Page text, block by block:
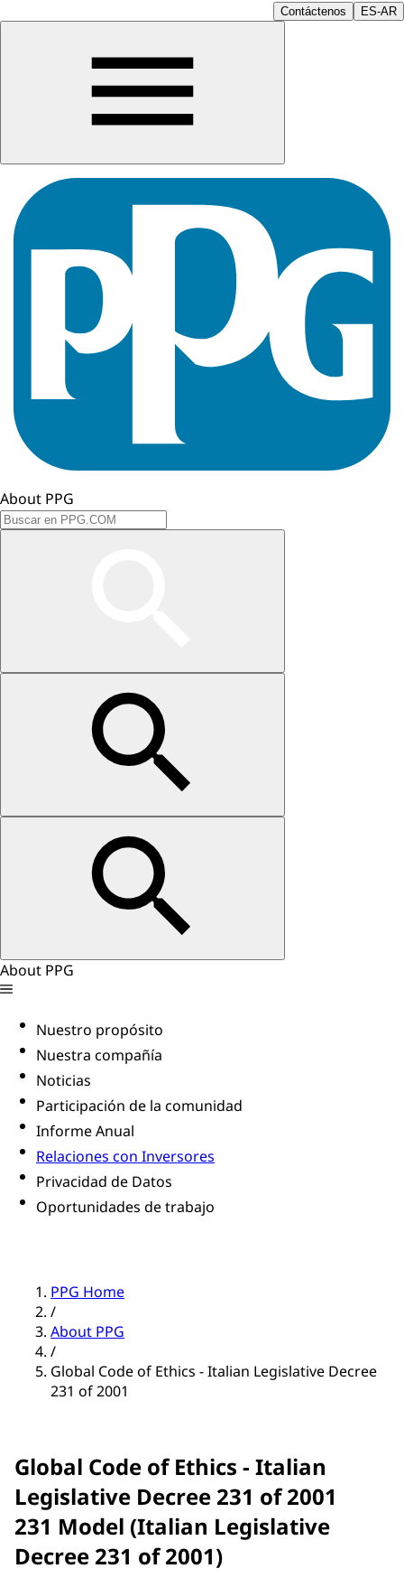
Contáctenos ES-AR
About PPG
About PPG
Nuestro propósito
Nuestra compañía
Noticias
Participación de la comunidad
Informe Anual
Relaciones con Inversores
Privacidad de Datos
Oportunidades de trabajo
PPG Home
/
About PPG
/
Global Code of Ethics - Italian Legislative Decree
231 of 2001
Global Code of Ethics - Italian
Legislative Decree 231 of 2001
231 Model (Italian Legislative
Decree 231 of 2001)